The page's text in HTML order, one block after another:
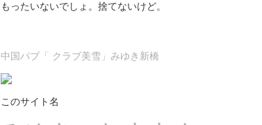
もったいないでしょ。捨てないけど。
中国パブ「 クラブ美雪」みゆき新橋
このサイト名